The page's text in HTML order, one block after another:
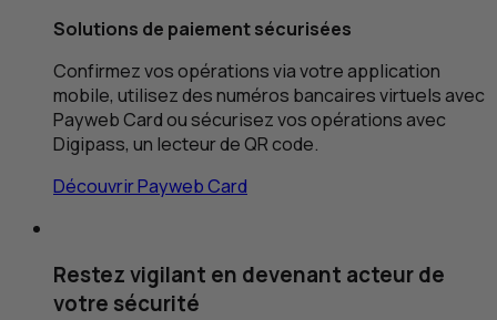
Solutions de paiement sécurisées
Confirmez vos opérations via votre application
mobile, utilisez des numéros bancaires virtuels avec
Payweb Card ou sécurisez vos opérations avec
Digipass, un lecteur deQRcode.
Découvrir Payweb Card
Restez vigilant en devenant acteur de
votre sécurité